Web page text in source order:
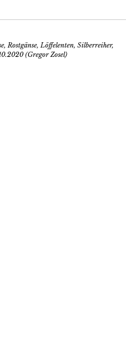
Rostgänse, Löffelenten, Silberreiher,
(Gregor Zosel)